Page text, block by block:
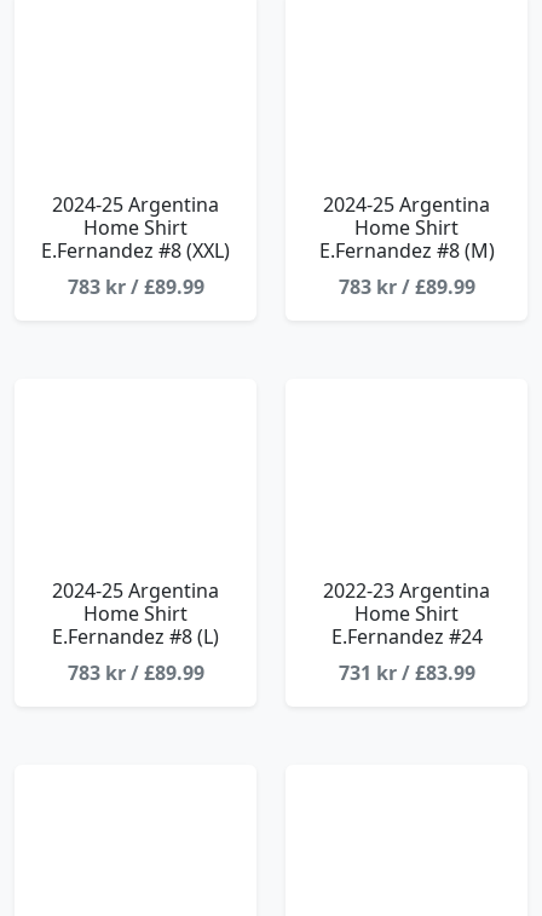
2024-25 Argentina
Home Shirt
E.Fernandez #8 (XXL)
783 kr / £89.99
2024-25 Argentina
Home Shirt
E.Fernandez #8 (M)
783 kr / £89.99
2024-25 Argentina
Home Shirt
E.Fernandez #8 (L)
783 kr / £89.99
2022-23 Argentina
Home Shirt
E.Fernandez #24
731 kr / £83.99